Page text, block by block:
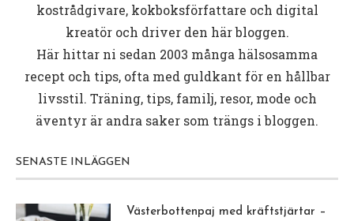
kostrådgivare, kokboksförfattare och digital
kreatör och driver den här bloggen.
Här hittar ni sedan 2003 många hälsosamma
recept och tips, ofta med guldkant för en hållbar
livsstil. Träning, tips, familj, resor, mode och
äventyr är andra saker som trängs i bloggen.
SENASTE INLÄGGEN
Västerbottenpaj med kräftstjärtar –